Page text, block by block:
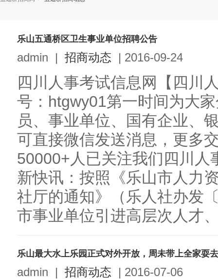
乐山五通桥区卫生事业单位招聘公告
admin | 招商动态 | 2016-09-24
四川人事考试信息网【四川
号：htgwy01第一时间为大
员、事业单位、国有企业、
可直接微信发送消息，更多
50000+人已关注我们四川
新快讯：按照《乐山市人力
社厅的通知》（乐人社办发
市事业单位引进高层次人才
乐山最大水上乐园正式对外开放，周未带上全家耍去
admin | 招商动态 | 2016-07-06